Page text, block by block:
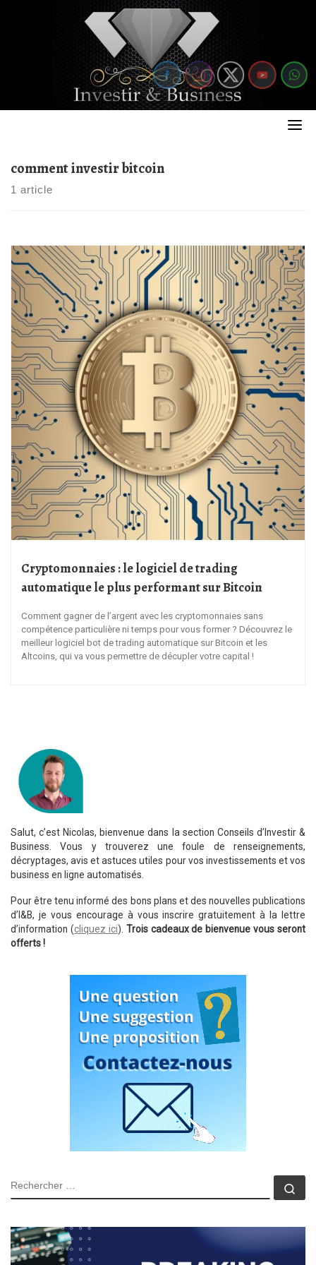
comment investir bitcoin
1 article
Cryptomonnaies : le logiciel de trading
automatique le plus performant sur Bitcoin
Comment gagner de l’argent avec les cryptomonnaies sans
compétence particulière ni temps pour vous former ? Découvrez le
meilleur logiciel bot de trading automatique sur Bitcoin et les
Altcoins, qui va vous permettre de décupler votre capital !
Salut, c’est Nicolas, bienvenue dans la section Conseils d’Investir &
Business. Vous y trouverez une foule de renseignements,
décryptages, avis et astuces utiles pour vos investissements et vos
business en ligne automatisés.
Pour être tenu informé des bons plans et des nouvelles publications
d’I&B, je vous encourage à vous inscrire gratuitement à la lettre
d’information (cliquez ici). Trois cadeaux de bienvenue vous seront
offerts !
RECHERCHER